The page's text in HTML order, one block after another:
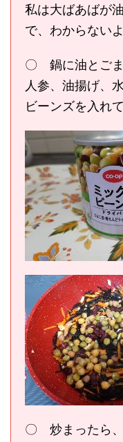
私は大ばあばが
で、わからない
〇 鍋に油とごま
人参、油揚げ、
ビーンズを入れ
〇 炒まったら、